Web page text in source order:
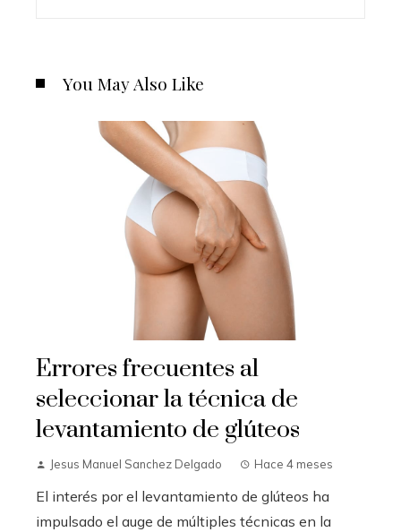
You May Also Like
Errores frecuentes al
seleccionar la técnica de
levantamiento de glúteos
Jesus Manuel Sanchez Delgado Hace 4 meses
El interés por el levantamiento de glúteos ha
impulsado el auge de múltiples técnicas en la